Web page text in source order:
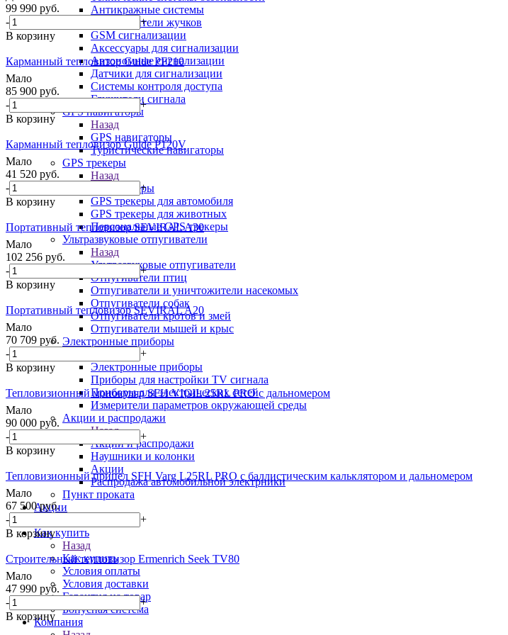
Антикражные системы
Обнаружители жучков
GSM сигнализации
Аксессуары для сигнализации
Автономные сигнализации
Датчики для сигнализации
Системы контроля доступа
Глушители сигнала
GPS навигаторы
Назад
GPS навигаторы
Туристические навигаторы
GPS трекеры
Назад
GPS трекеры
GPS трекеры для автомобиля
GPS трекеры для животных
Персональные GPS трекеры
Ультразвуковые отпугиватели
Назад
Ультразвуковые отпугиватели
Отпугиватели птиц
Отпугиватели и уничтожители насекомых
Отпугиватели собак
Отпугиватели кротов и змей
Отпугиватели мышей и крыс
Электронные приборы
Электронные приборы
Приборы для настройки TV сигнала
Приборы для электрических сетей
Измерители параметров окружающей среды
Акции и распродажи
Назад
Акции и распродажи
Наушники и колонки
Акции
Распродажа автомобильной электрники
Пункт проката
Акции
Как купить
Назад
Как купить
Условия оплаты
Условия доставки
Гарантия на товар
Бонусная система
Компания
99 990 руб.
-
+
В корзину
Карманный тепловизор Guide PF210
Мало
85 900 руб.
-
+
В корзину
Карманный тепловизор Guide P120V
Мало
41 520 руб.
-
+
В корзину
Портативный тепловизор SEVIRAL A30
Мало
102 256 руб.
-
+
В корзину
Портативный тепловизор SEVIRAL A20
Мало
70 709 руб.
-
+
В корзину
Тепловизионный монокуляр SFH VIGIL 25RL PRO с дальномером
Мало
90 000 руб.
-
+
В корзину
Тепловизионный прицел SFH Varg L25RL PRO с баллистическим кальклятором и дальномером
Мало
67 500руб.
-
+
В корзину
Строительный тепловизор Ermenrich Seek TV80
Мало
47 990 руб.
-
+
В корзину